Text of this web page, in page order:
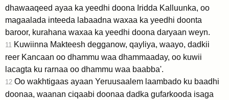
dhawaaqeed ayaa ka yeedhi doona Iridda Kalluunka, oo
magaalada inteeda labaadna waxaa ka yeedhi doonta
baroor, kurahana waxaa ka yeedhi doona daryaan weyn.
11 Kuwiinna Makteesh degganow, qayliya, waayo, dadkii
reer Kancaan oo dhammu waa dhammaaday, oo kuwii
lacagta ku rarnaa oo dhammu waa baabba'.
12 Oo wakhtigaas ayaan Yeruusaalem laambado ku baadhi
doonaa, waanan ciqaabi doonaa dadka gufarkooda isaga